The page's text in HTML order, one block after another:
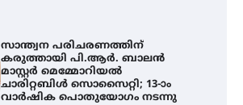
സാന്ത്വന പരിചരണത്തിന്
കരുത്തായി പി.ആർ. ബാലൻ
മാസ്റ്റർ മെമ്മോറിയൽ
ചാരിറ്റബിൾ സൊസൈറ്റി; 13-ാം
വാർഷിക പൊതുയോഗം നടന്നു